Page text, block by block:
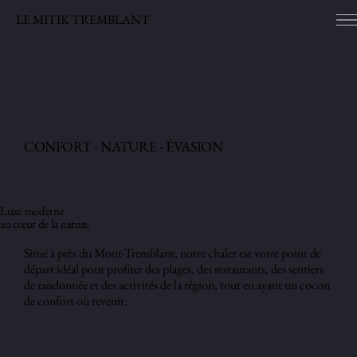
LE MITIK TREMBLANT
CONFORT - NATURE - ÉVASION
Luxe moderne
au cœur de la nature
Situé à près du Mont-Tremblant, notre chalet est votre point de
départ idéal pour profiter des plages, des restaurants, des sentiers
de randonnée et des activités de la région, tout en ayant un cocon
de confort où revenir.